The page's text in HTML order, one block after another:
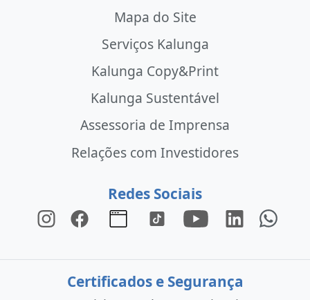
Mapa do Site
Serviços Kalunga
Kalunga Copy&Print
Kalunga Sustentável
Assessoria de Imprensa
Relações com Investidores
Redes Sociais
Certificados e Segurança